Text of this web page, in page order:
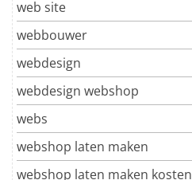
web site
webbouwer
webdesign
webdesign webshop
webs
webshop laten maken
webshop laten maken kosten